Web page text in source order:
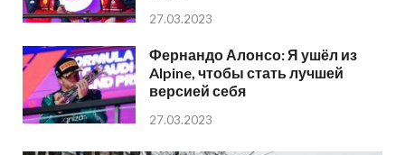
27.03.2023
Фернандо Алонсо: Я ушёл из
Alpine, чтобы стать лучшей
версией себя
27.03.2023